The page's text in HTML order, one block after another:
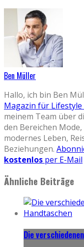
Ben Müller
Hallo, ich bin Ben
Magazin für
meinem Team über
den Bereichen
modernes Leben,
Beziehungen.
kostenlos per E-Mail
Ähnliche Beiträge
Die